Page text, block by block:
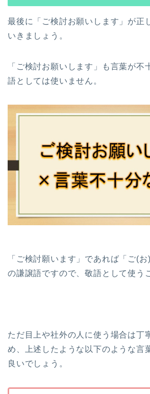
最後に「ご検討お願いします」が正
いきましょう。
「ご検討お願いします」も言葉が不
語としては使いません。
「ご検討願います」であれば「ご(
の謙譲語ですので、敬語として使う
ただ目上や社外の人に使う場合は丁
め、上述したような以下のような言
良いでしょう。